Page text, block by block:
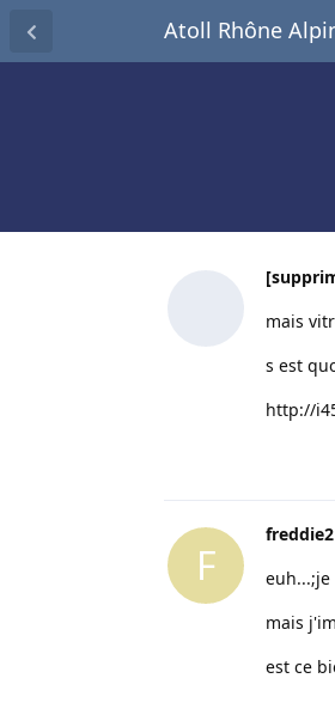
Atoll Rhône
mais
s est
http://
F
freddie2
euh...;je
mais
est ce